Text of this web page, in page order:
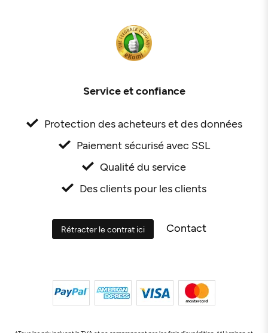
Service et confiance
Protection des acheteurs et des données
Paiement sécurisé avec SSL
Qualité du service
Des clients pour les clients
Rétracter le contrat ici Contact